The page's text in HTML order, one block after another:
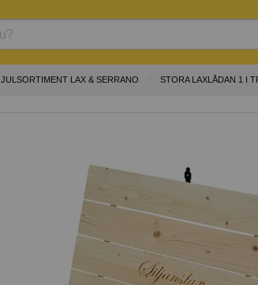
JULSORTIMENT LAX & SERRANO STORA LAXLÅDAN 1 I